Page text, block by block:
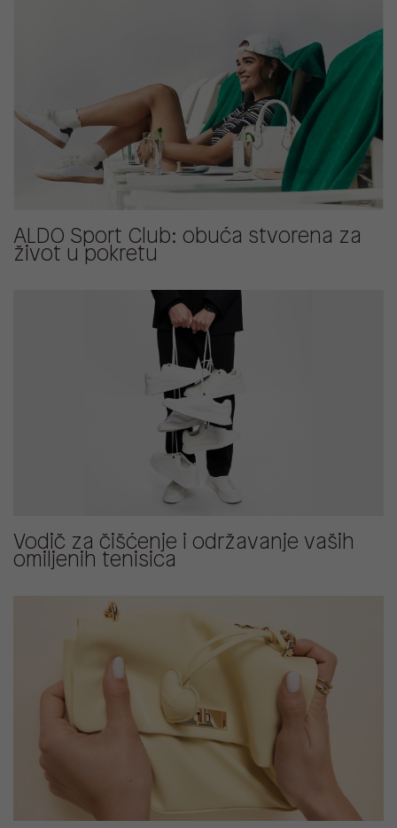
ALDO Sport Club: obuća stvorena za
život u pokretu
Vodič za čišćenje i održavanje vaših
omiljenih tenisica